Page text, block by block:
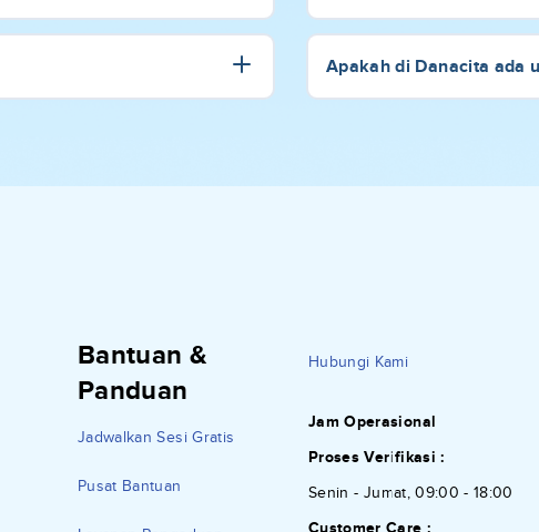
Apakah di Danacita ada
Bantuan &
Panduan
Jadwalkan Sesi Gratis
Pusat Bantuan
Hubungi Kami
Jam Operasional
Proses Verifikasi :
Senin - Jumat, 09:00 - 18:00